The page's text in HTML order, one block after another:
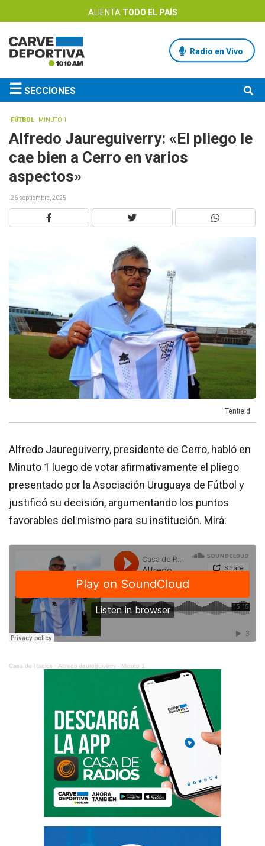
ALIENTA TODO EL PAÍS
Radio en Vivo
☰ SECCIONES
FÚTBOL MINUTO 1
Alfredo Jaureguiverry: «El pliego le
cae bien a Cerro en varios
aspectos»
26 septiembre, 2025
Tenfield
Alfredo Jaureguiverry, presidente de Cerro, habló en
Minuto 1 luego de votar afirmativamente el pliego
presentado por la Asociación Uruguaya de Fútbol y
justificó su decisión, argumentando los puntos
favorables del mismo para su institución. Mirá:
Casa de Radios · Alfredo Jaureguiverry - Minuto 1